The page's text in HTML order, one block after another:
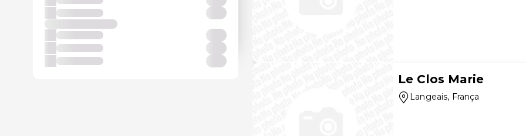
Le Clos Marie
Langeais, França